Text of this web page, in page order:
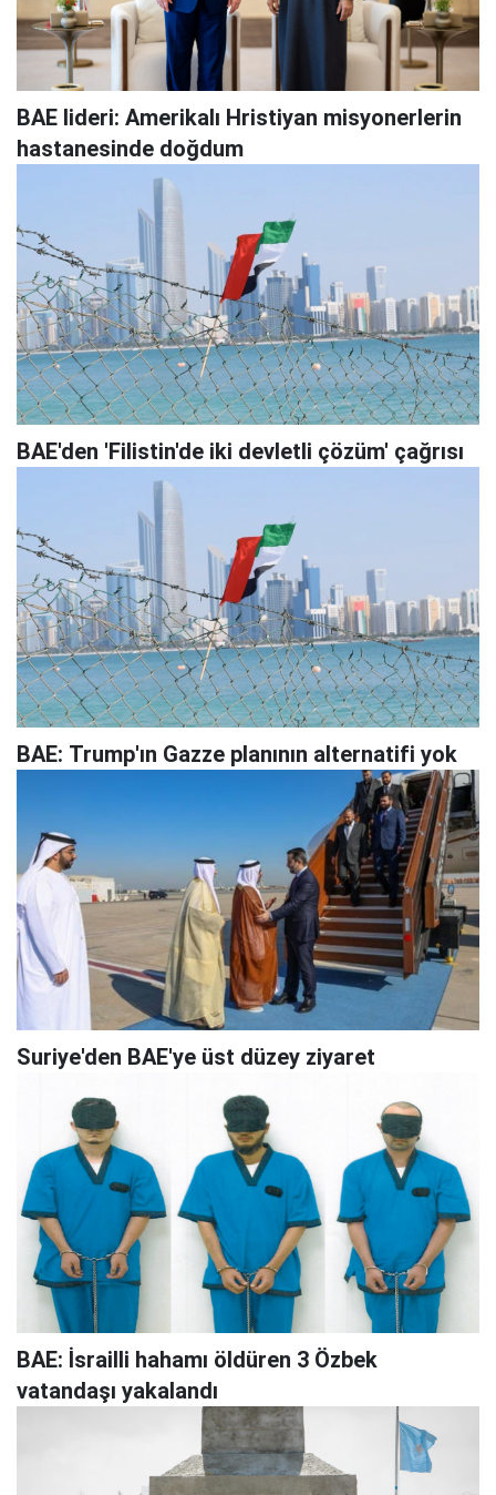
BAE lideri: Amerikalı Hristiyan misyonerlerin
hastanesinde doğdum
BAE'den 'Filistin'de iki devletli çözüm' çağrısı
BAE: Trump'ın Gazze planının alternatifi yok
Suriye'den BAE'ye üst düzey ziyaret
BAE: İsrailli hahamı öldüren 3 Özbek
vatandaşı yakalandı